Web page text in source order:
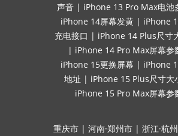
声音 | iPhone 13 Pro Max电池
iPhone 14屏幕发黄 | iPhone
充电接口 | iPhone 14 Plus尺寸
| iPhone 14 Pro Max屏幕参
iPhone 15更换屏幕 | iPhone
地址 | iPhone 15 Plus尺寸大
iPhone 15 Pro Max屏幕参
重庆市 | 河南·郑州市 | 浙江·杭